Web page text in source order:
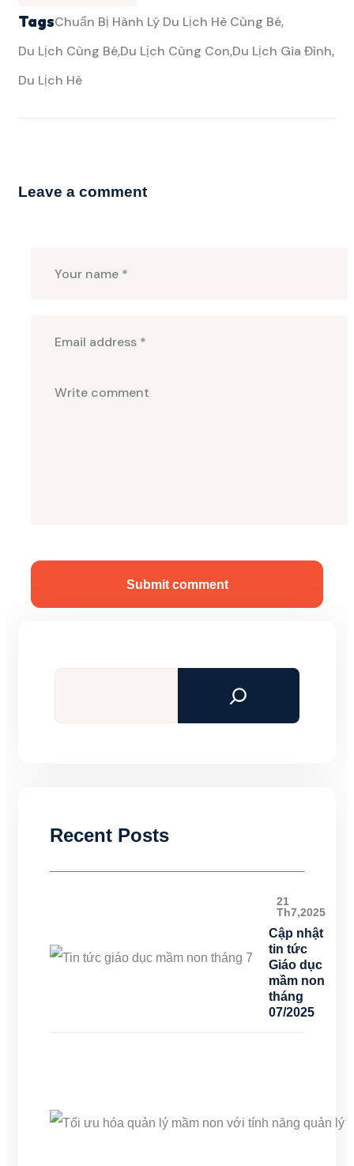
TagsChuẩn Bị Hành Lý Du Lịch Hè Cùng Bé
Du Lịch Cùng BéDu Lịch Cùng Con Du Lịch Gia Đình
Du Lịch Hè
Leave a comment
Submit comment
Tìm
Recent Posts
21
Th7,2025
Cập nhật
tin tức
Giáo dục
mầm non
tháng
07/2025